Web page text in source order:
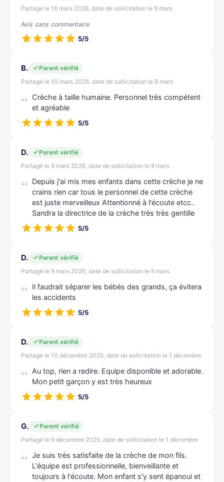
Partagé le 16 mars 2026, date de sollicitation le 9 mars
Avis sans commentaire
5/5
B.
Parent vérifié
Partagé le 10 mars 2026, date de sollicitation le 9 mars
Crèche à taille humaine. Personnel très compétent
et agréable
5/5
D.
Parent vérifié
Partagé le 9 mars 2026, date de sollicitation le 9 mars
Depuis j'ai mis mes enfants dans cette crèche je ne
crains rien car tous le personnel de cette crèche
est juste merveilleux Attentionné à l'écoute etcc..
Sandra la directrice de la crèche très très gentille
5/5
D.
Parent vérifié
Partagé le 9 mars 2026, date de sollicitation le 9 mars
Il faudrait séparer les bébés des grands, ça évitera
les accidents
5/5
D.
Parent vérifié
Partagé le 10 décembre 2025, date de sollicitation le 1 décembre
Au top, rien a redire. Equipe disponible et adorable.
Mon petit garçon y est très heureux
5/5
G.
Parent vérifié
Partagé le 9 décembre 2025, date de sollicitation le 1 décembre
Je suis très satisfaite de la crèche de mon fils.
L'équipe est professionnelle, bienveillante et
toujours à l'écoute. Mon enfant s'y sent épanoui et